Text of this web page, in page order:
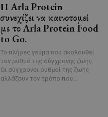
Η Arla Protein
συνεχίζει να καινοτομεί
με το Arla Protein Food
to Go.
Το πλήρες γεύμα που ακολουθεί
τον ρυθμό της σύγχρονης ζωής.
Οι σύγχρονοι ρυθμοί της ζωής
αλλάζουν τον τρόπο που...